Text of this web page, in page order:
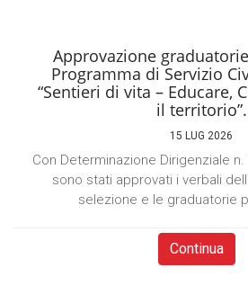
Approvazione
Programma di Servizio
“Sentieri di vita – Educare,
il territorio”.
15 LUG 2026
Con Determinazione Dirigenziale n.
sono stati approvati i verbali
selezione e le graduatorie
Continua